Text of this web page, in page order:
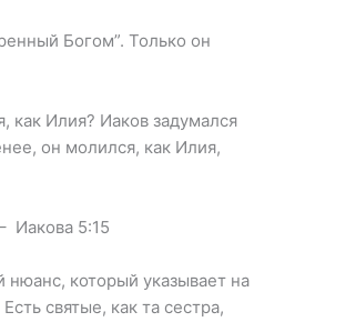
Богом”. Только он
как Илия? Иаков задумался
он молился, как Илия,
Иакова 5:15
нюанс, который указывает на
святые, как та сестра,